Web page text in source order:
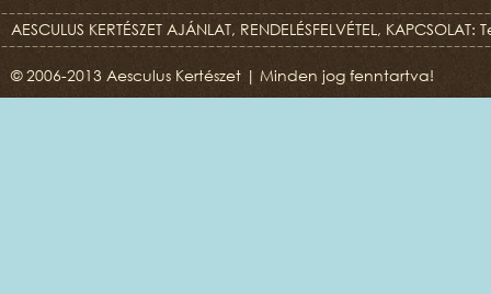
AESCULUS KERTÉSZET AJÁNLAT, RENDELÉSFELVÉTEL,
© 2006-2013 Aesculus Kertészet | Minden jog fenntartva!